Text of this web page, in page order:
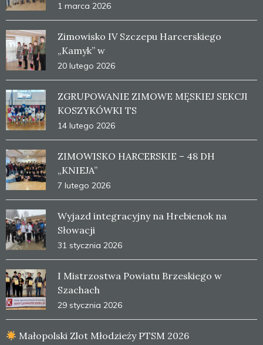
1 marca 2026
Zimowisko IV Szczepu Harcerskiego
„Kamyk” w
20 lutego 2026
ZGRUPOWANIE ZIMOWE MĘSKIEJ SEKCJI
KOSZYKÓWKI TS
14 lutego 2026
ZIMOWISKO HARCERSKIE – 48 DH
„KNIEJA”
7 lutego 2026
Wyjazd integracyjny na Hrebienok na
Słowacji
31 stycznia 2026
I Mistrzostwa Powiatu Brzeskiego w
Szachach
29 stycznia 2026
Małopolski Zlot Młodzieży PTSM 2026